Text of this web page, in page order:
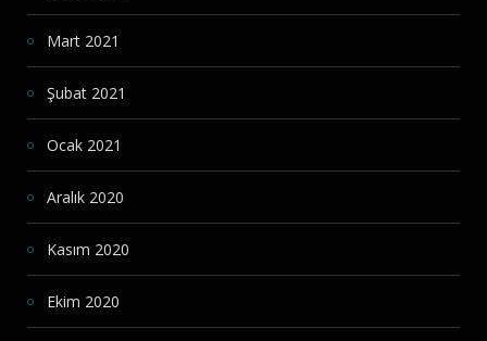
Mart 2021
Şubat 2021
Ocak 2021
Aralık 2020
Kasım 2020
Ekim 2020